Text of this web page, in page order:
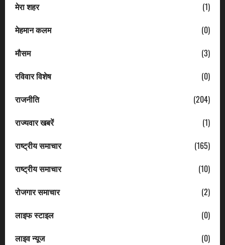
मेरा शहर
(1)
मेहमान कलम
(0)
मौसम
(3)
रविवार विशेष
(0)
राजनीति
(204)
राज्यवार खबरें
(1)
राष्ट्रीय समाचार
(165)
राष्ट्रीय समाचार
(10)
रोजगार समाचार
(2)
लाइफ स्टाइल
(0)
लाइव न्यूज
(0)